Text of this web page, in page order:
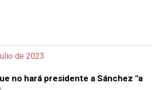
de 2023
no hará presidente a Sánchez "a